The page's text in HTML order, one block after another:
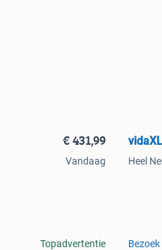
€ 431,99
Vandaag
Topadvertentie
vidaXL
Heel